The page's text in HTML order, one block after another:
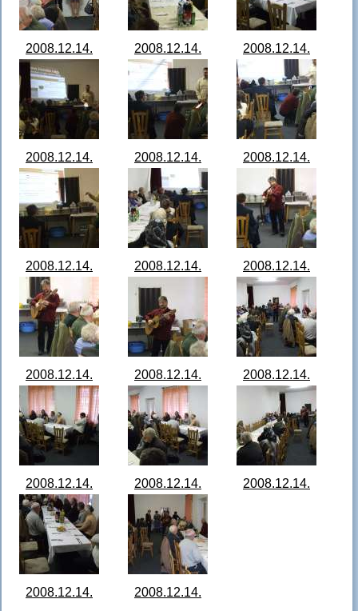
2008.12.14.
Idősek napja
Bocska 04.jpg
2008.12.14.
Idősek napja
Bocska 05.jpg
2008.12.14.
Idősek napja
Bocska 06.jpg
2008.12.14.
Idősek napja
Bocska 07.jpg
2008.12.14.
Idősek napja
Bocska 08.jpg
2008.12.14.
Idősek napja
Bocska 09.jpg
2008.12.14.
Idősek napja
Bocska 10.jpg
2008.12.14.
Idősek napja
Bocska 11.jpg
2008.12.14.
Idősek napja
Bocska 12.jpg
2008.12.14.
Idősek napja
Bocska 13.jpg
2008.12.14.
Idősek napja
Bocska 14.jpg
2008.12.14.
Idősek napja
Bocska 15.jpg
2008.12.14.
Idősek napja
Bocska 16.jpg
2008.12.14.
Idősek napja
Bocska 17.jpg
2008.12.14.
2008.12.14.
2008.12.14.